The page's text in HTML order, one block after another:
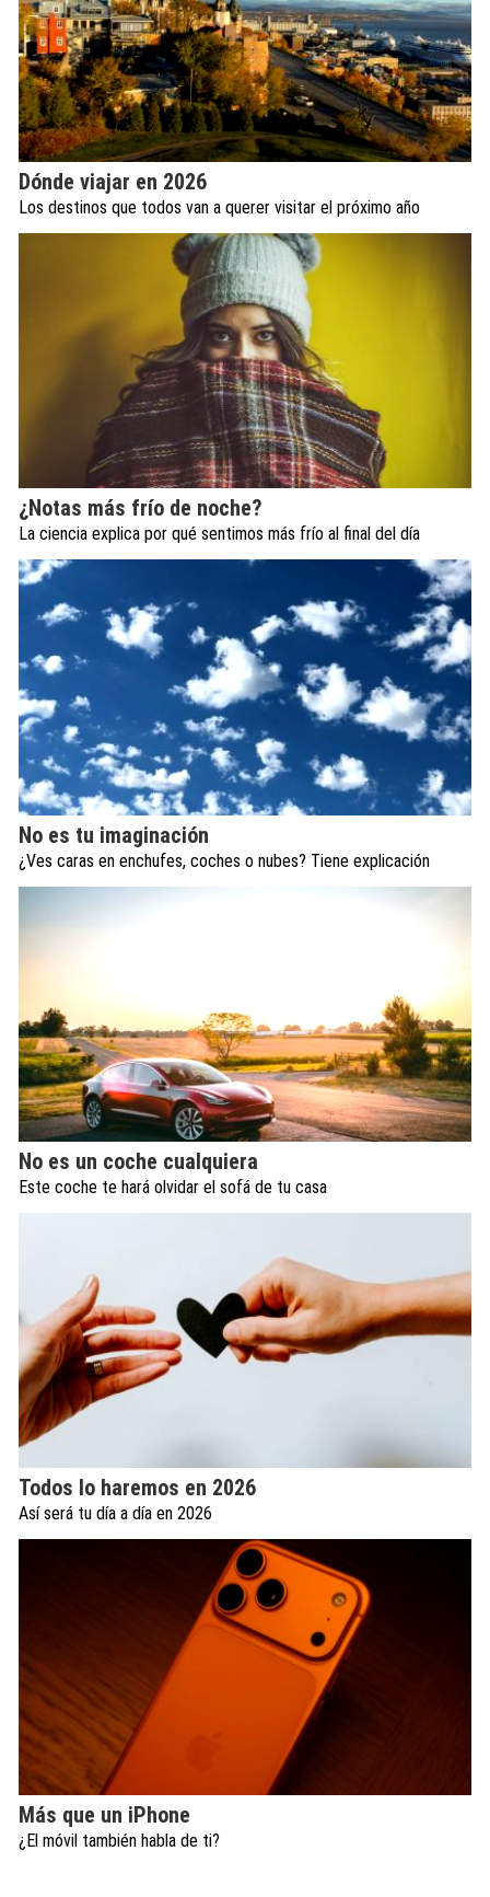
Dónde viajar en 2026
Los destinos que todos van a querer visitar el próximo año
¿Notas más frío de noche?
La ciencia explica por qué sentimos más frío al final del día
No es tu imaginación
¿Ves caras en enchufes, coches o nubes? Tiene explicación
No es un coche cualquiera
Este coche te hará olvidar el sofá de tu casa
Todos lo haremos en 2026
Así será tu día a día en 2026
Más que un iPhone
¿El móvil también habla de ti?